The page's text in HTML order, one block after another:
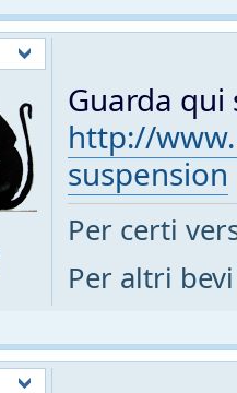
Guarda qui
http://
suspension
Per certi
Per altri bevi